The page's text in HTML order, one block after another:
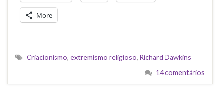
More
Criacionismo, extremismo religioso, Richard Dawkins
14 comentários